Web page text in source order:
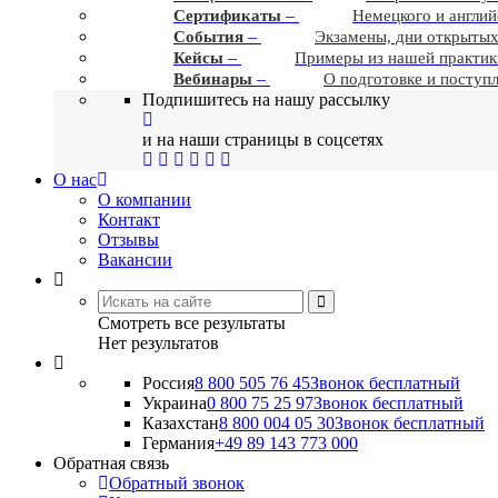
Сертификаты –
Немецкого и
События –
Экзамены, дни
Кейсы –
Примеры из нашей
Вебинары – О подготовке и
Подпишитесь на нашу рассылку
и на наши страницы в соцсетях
О нас
О компании
Контакт
Отзывы
Вакансии
Смотреть все результаты
Нет результатов
Россия8 800 505 76 45Звонок бесплатный
Украина0 800 75 25 97Звонок бесплатный
Казахстан8 800 004 05 30Звонок бесплатный
Германия+49 89 143 773 000
Обратная связь
Обратный звонок